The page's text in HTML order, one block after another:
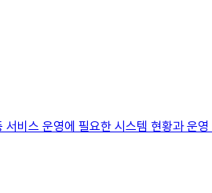
스 운영에 필요한 시스템 현황과 운